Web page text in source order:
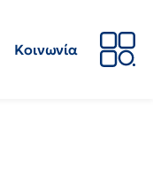
Κοινωνία